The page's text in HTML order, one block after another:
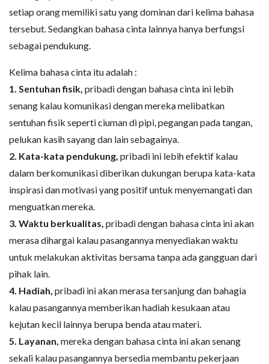
setiap orang memiliki satu yang dominan dari kelima bahasa
tersebut. Sedangkan bahasa cinta lainnya hanya berfungsi
sebagai pendukung.
Kelima bahasa cinta itu adalah :
1. Sentuhan fisik, pribadi dengan bahasa cinta ini lebih
senang kalau komunikasi dengan mereka melibatkan
sentuhan fisik seperti ciuman di pipi, pegangan pada tangan,
pelukan kasih sayang dan lain sebagainya.
2. Kata-kata pendukung, pribadi ini lebih efektif kalau
dalam berkomunikasi diberikan dukungan berupa kata-kata
inspirasi dan motivasi yang positif untuk menyemangati dan
menguatkan mereka.
3. Waktu berkualitas, pribadi dengan bahasa cinta ini akan
merasa dihargai kalau pasangannya menyediakan waktu
untuk melakukan aktivitas bersama tanpa ada gangguan dari
pihak lain.
4. Hadiah, pribadi ini akan merasa tersanjung dan bahagia
kalau pasangannya memberikan hadiah kesukaan atau
kejutan kecil lainnya berupa benda atau materi.
5. Layanan, mereka dengan bahasa cinta ini akan senang
sekali kalau pasangannya bersedia membantu pekerjaan